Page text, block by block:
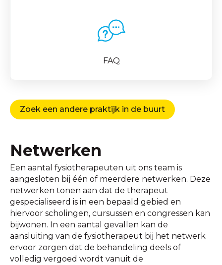
FAQ
Zoek een andere praktijk in de buurt
Netwerken
Een aantal fysiotherapeuten uit ons team is
aangesloten bij één of meerdere netwerken. Deze
netwerken tonen aan dat de therapeut
gespecialiseerd is in een bepaald gebied en
hiervoor scholingen, cursussen en congressen kan
bijwonen. In een aantal gevallen kan de
aansluiting van de fysiotherapeut bij het netwerk
ervoor zorgen dat de behandeling deels of
volledig vergoed wordt vanuit de